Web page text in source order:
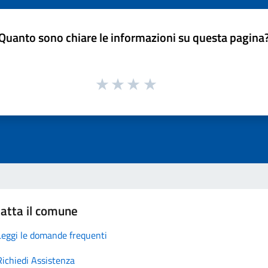
sono chiare le informazioni su questa
il comune
le domande frequenti
Assistenza